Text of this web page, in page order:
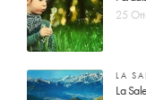
25
LA
La